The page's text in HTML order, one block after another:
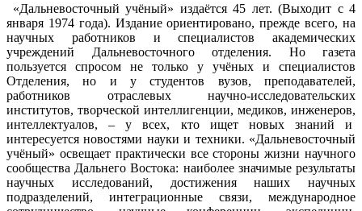
«Дальневосточный учёный» издаётся 45 лет. (Выходит с 4
января 1974 года). Издание ориентировано, прежде всего, на
научных работников и специалистов академических
учреждений Дальневосточного отделения. Но газета
пользуется спросом не только у учёных и специалистов
Отделения, но и у студентов вузов, преподавателей,
работников отраслевых научно-исследовательских
институтов, творческой интеллигенции, медиков, инженеров,
интеллектуалов, – у всех, кто ищет новых знаний и
интересуется новостями науки и техники. «Дальневосточный
учёный» освещает практически все стороны жизни научного
сообщества Дальнего Востока: наиболее значимые результаты
научных исследований, достижения наших научных
подразделений, интеграционные связи, международное